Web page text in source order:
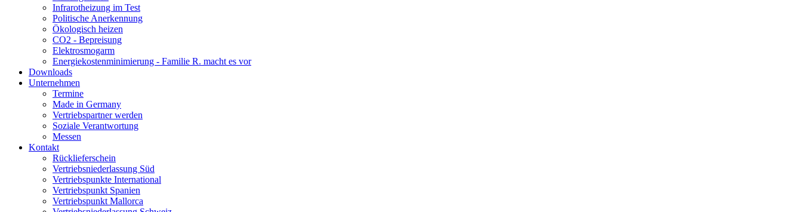
Infrarotheizung im Test
Politische Anerkennung
Ökologisch heizen
CO2 - Bepreisung
Elektrosmogarm
Energiekostenminimierung - Familie R. macht es vor
Downloads
Unternehmen
Termine
Made in Germany
Vertriebspartner werden
Soziale Verantwortung
Messen
Kontakt
Rücklieferschein
Vertriebsniederlassung Süd
Vertriebspunkte International
Vertriebspunkt Spanien
Vertriebspunkt Mallorca